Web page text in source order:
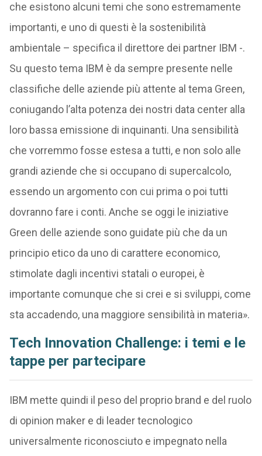
che esistono alcuni temi che sono estremamente
importanti, e uno di questi è la sostenibilità
ambientale – specifica il direttore dei partner IBM -.
Su questo tema IBM è da sempre presente nelle
classifiche delle aziende più attente al tema Green,
coniugando l’alta potenza dei nostri data center alla
loro bassa emissione di inquinanti. Una sensibilità
che vorremmo fosse estesa a tutti, e non solo alle
grandi aziende che si occupano di supercalcolo,
essendo un argomento con cui prima o poi tutti
dovranno fare i conti. Anche se oggi le iniziative
Green delle aziende sono guidate più che da un
principio etico da uno di carattere economico,
stimolate dagli incentivi statali o europei, è
importante comunque che si crei e si sviluppi, come
sta accadendo, una maggiore sensibilità in materia».
Tech Innovation Challenge: i temi e le
tappe per partecipare
IBM mette quindi il peso del proprio brand e del ruolo
di opinion maker e di leader tecnologico
universalmente riconosciuto e impegnato nella